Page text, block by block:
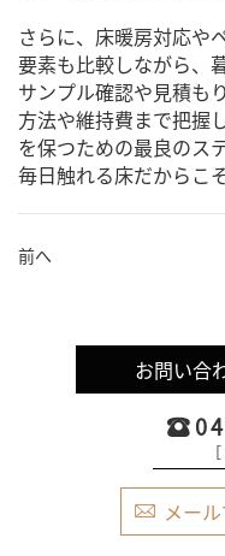
さらに、床暖房対応や
要素も比較しながら、
サンプル確認や見積も
方法や維持費まで把握
を保つための最良のス
毎日触れる床だからこ
前へ
お問い合
メー